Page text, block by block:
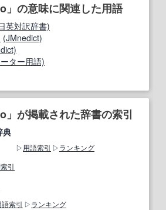
」の意味に関連した用語
英対訳辞書)
(JMnedict)
ター用語)
」が掲載された辞書の索引
典
用語索引
ランキング
引
語索引 ランキング